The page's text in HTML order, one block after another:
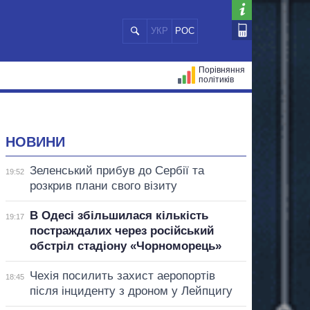
УКР РОС
Порівняння
політиків
НОВИНИ
19:52
Зеленський прибув до Сербії та
розкрив плани свого візиту
19:17
В Одесі збільшилася кількість
постраждалих через російський
обстріл стадіону «Чорноморець»
18:45
Чехія посилить захист аеропортів
після інциденту з дроном у Лейпцигу